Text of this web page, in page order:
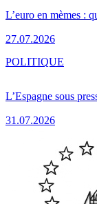
L’euro en mèmes :
27.07.2026
L’Espagne sous
31.07.2026
POLITIQUE